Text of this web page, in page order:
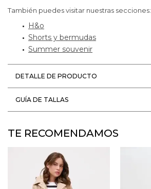
También puedes visitar nuestras secciones:
H&o
Shorts y bermudas
Summer souvenir
DETALLE DE PRODUCTO
GUÍA DE TALLAS
TE RECOMENDAMOS